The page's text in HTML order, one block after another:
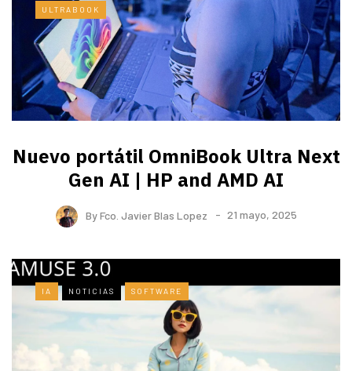
ULTRABOOK
Nuevo portátil OmniBook Ultra ​Next
Gen AI | HP and AMD AI
ByFco. Javier Blas Lopez 21 mayo, 2025
IA NOTICIAS SOFTWARE